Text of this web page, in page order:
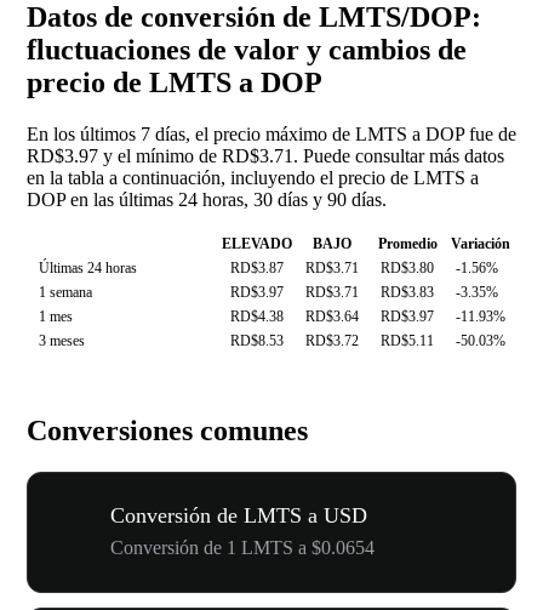
Datos de conversión de LMTS/DOP:
fluctuaciones de valor y cambios de
precio de LMTS a DOP
En los últimos 7 días, el precio máximo de LMTS a DOP fue de
RD$3.97 y el mínimo de RD$3.71. Puede consultar más datos
en la tabla a continuación, incluyendo el precio de LMTS a
DOP en las últimas 24 horas, 30 días y 90 días.
ELEVADO BAJO Promedio
Variación
Últimas 24 horas
RD$3.87 RD$3.71 RD$3.80
-1.56%
1 semana
RD$3.97 RD$3.71 RD$3.83
-3.35%
1 mes
RD$4.38 RD$3.64 RD$3.97
-11.93%
3 meses
RD$8.53 RD$3.72 RD$5.11 -50.03%
Conversiones comunes
Conversión de LMTS a USD
Conversión de 1 LMTS a $0.0654